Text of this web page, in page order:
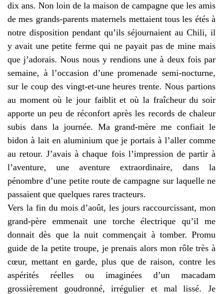
dix ans. Non loin de la maison de campagne que les amis
de mes grands-parents maternels mettaient tous les étés à
notre disposition pendant qu’ils séjournaient au Chili, il
y avait une petite ferme qui ne payait pas de mine mais
que j’adorais. Nous nous y rendions une à deux fois par
semaine, à l’occasion d’une promenade semi-nocturne,
sur le coup des vingt-et-une heures trente. Nous partions
au moment où le jour faiblit et où la fraîcheur du soir
apporte un peu de réconfort après les records de chaleur
subis dans la journée. Ma grand-mère me confiait le
bidon à lait en aluminium que je portais à l’aller comme
au retour. J’avais à chaque fois l’impression de partir à
l’aventure, une aventure extraordinaire, dans la
pénombre d’une petite route de campagne sur laquelle ne
passaient que quelques rares tracteurs.
Vers la fin du mois d’août, les jours raccourcissant, mon
grand-père emmenait une torche électrique qu’il me
donnait dès que la nuit commençait à tomber. Promu
guide de la petite troupe, je prenais alors mon rôle très à
cœur, mettant en garde, plus que de raison, contre les
aspérités réelles ou imaginées d’un macadam
grossièrement goudronné, irrégulier et mal lissé. Je